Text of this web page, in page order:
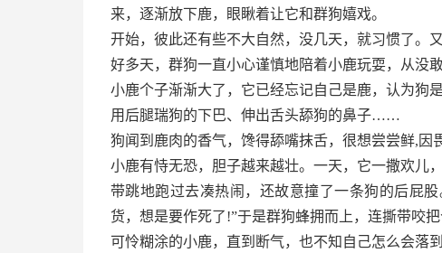
来，逐渐放下鹿，眼瞅着让它和群狗嬉戏。
开始，彼此还有些不大自然，没几天，就习惯了。
好多天，群狗一直小心谨慎地陪着小鹿玩耍，从没敢
小鹿个子渐渐大了，它已经忘记自己是鹿，认为狗
用后腿瑞狗的下巴、伸出舌头舔狗的鼻子……
狗闻到鹿肉的香气，馋得舔嘴抹舌，很想尝尝鲜,因
小鹿有恃无恐，胆子越来越壮。一天，它一撒欢儿
带跳地跑过去凑热闹，还故意撞了一条狗的后屁
货，想是要作死了!”于是群狗蜂拥而上，连撕带咬把
可怜糊涂的小鹿，直到断气，也不知自己怎么会落